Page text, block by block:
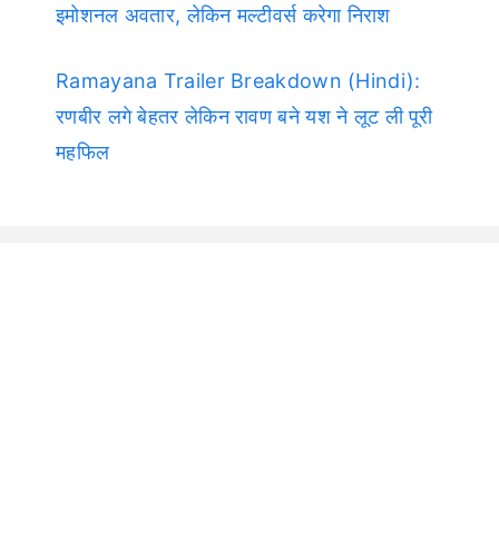
इमोशनल अवतार, लेकिन मल्टीवर्स करेगा निराश
Ramayana Trailer Breakdown (Hindi):
रणबीर लगे बेहतर लेकिन रावण बने यश ने लूट ली पूरी
महफिल